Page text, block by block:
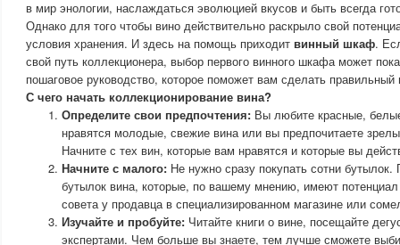
в мир энологии, наслаждаться эволюцией вкусов и быть всегда
Однако для того чтобы вино действительно раскрыло свой
условия хранения. И здесь на помощь приходит винный шкаф.
свой путь коллекционера, выбор первого винного шкафа может
пошаговое руководство, которое поможет вам сделать правильный
С чего начать коллекционирование вина?
Определите свои предпочтения: Вы любите красные,
нравятся молодые, свежие вина или вы предпочитаете
Начните с тех вин, которые вам нравятся и которые вы
Начните с малого: Не нужно сразу покупать сотни бутылок.
бутылок вина, которые, по вашему мнению, имеют
совета у продавца в специализированном магазине или
Изучайте и пробуйте: Читайте книги о вине, посещайте
экспертами. Чем больше вы знаете, тем лучше сможете